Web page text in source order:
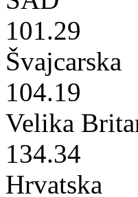
101.29
Švajcarska
104.19
Velika
134.34
Hrvatska